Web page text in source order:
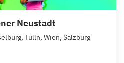
Neustadt
Tulln, Wien, Salzburg